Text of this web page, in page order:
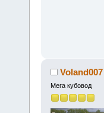
Voland007
Мега кубовод